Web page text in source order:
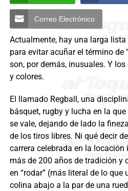
Correo Electrónico
Actualmente, hay una larga
para evitar acuñar el término de
son, por demás, inusuales. Y
y colores.
El llamado Regball, una
básquet, rugby y lucha en la
se vale, dejando de lado la
de los tiros libres. Ni qué decir
carrera celebrada en la locación
más de 200 años de tradición y
en “rodar” (más literal de lo
colina abajo a la par de una